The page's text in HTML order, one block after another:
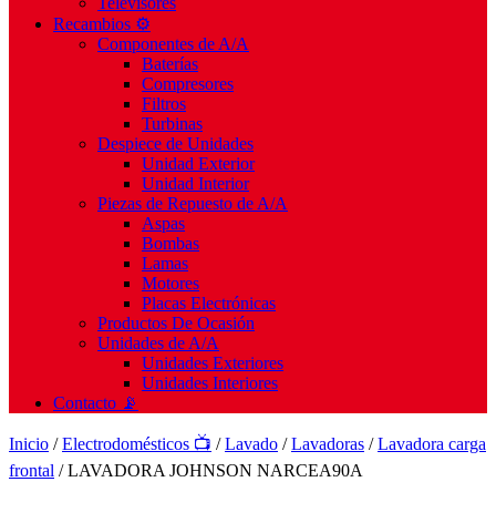
Recambios ⚙️
Componentes de A/A
Baterías
Compresores
Filtros
Turbinas
Despiece de Unidades
Unidad Exterior
Unidad Interior
Piezas de Repuesto de A/A
Aspas
Bombas
Lamas
Motores
Placas Electrónicas
Productos De Ocasión
Unidades de A/A
Unidades Exteriores
Unidades Interiores
Contacto 📡
Inicio /Electrodomésticos 📺 /Lavado /Lavadoras /Lavadora carga
frontal / LAVADORA JOHNSON NARCEA90A